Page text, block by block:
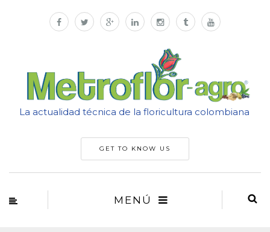
La actualidad técnica de la floricultura colombiana
GET TO KNOW US
MENÚ